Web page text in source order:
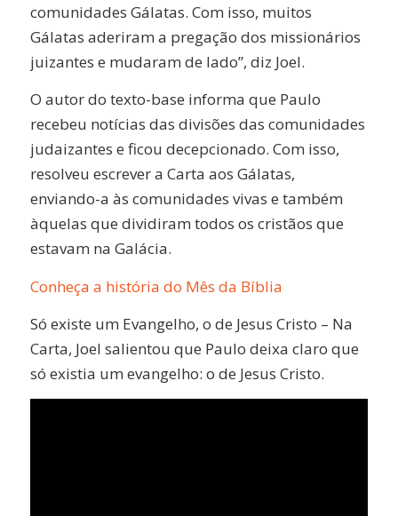
comunidades Gálatas. Com isso, muitos
Gálatas aderiram a pregação dos missionários
juizantes e mudaram de lado”, diz Joel.
O autor do texto-base informa que Paulo
recebeu notícias das divisões das comunidades
judaizantes e ficou decepcionado. Com isso,
resolveu escrever a Carta aos Gálatas,
enviando-a às comunidades vivas e também
àquelas que dividiram todos os cristãos que
estavam na Galácia.
Conheça a história do Mês da Bíblia
Só existe um Evangelho, o de Jesus Cristo – Na
Carta, Joel salientou que Paulo deixa claro que
só existia um evangelho: o de Jesus Cristo.